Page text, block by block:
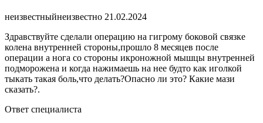
неизвестныйнеизвестно 21.02.2024
Здравствуйте сделали операцию на гигрому боковой связке
колена внутренней стороны,прошло 8 месяцев после
операции а нога со стороны икроножной мышцы внутренней
подморожена и когда нажимаешь на нее будто как иголкой
тыкать такая боль,что делать?Опасно ли это? Какие мази
сказать?.
Ответ специалиста